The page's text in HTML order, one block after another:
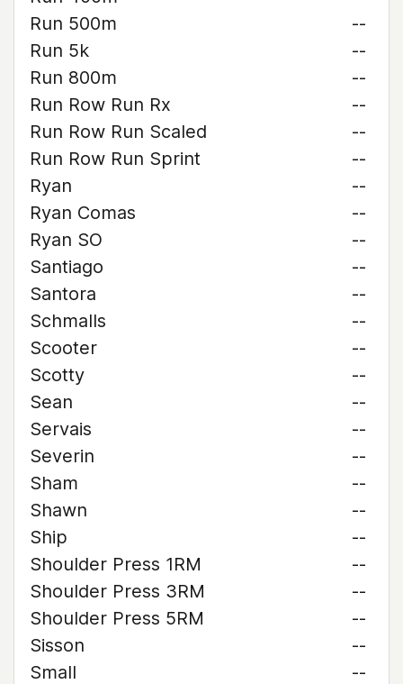
Run 500m
--
Run 5k
--
Run 800m
--
Run Row Run Rx
--
Run Row Run Scaled
--
Run Row Run Sprint
--
Ryan
--
Ryan Comas
--
Ryan SO
--
Santiago
--
Santora
--
Schmalls
--
Scooter
--
Scotty
--
Sean
--
Servais
--
Severin
--
Sham
--
Shawn
--
Ship
--
Shoulder Press 1RM
--
Shoulder Press 3RM
--
Shoulder Press 5RM
--
Sisson
--
Small
--